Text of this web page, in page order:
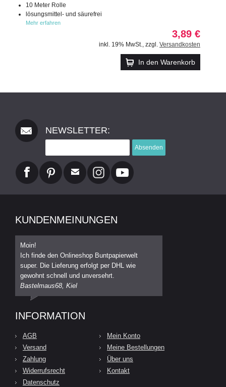
10 Meter Rolle
lösungsmittel- und säurefrei
Mehr erfahren
3,89 €
inkl. 19% MwSt. zzgl. Versandkosten
In den Warenkorb
NEWSLETTER:
Absenden
KUNDENMEINUNGEN
Moin!
Ich finde den Onlineshop Buntpapierwelt
super. Die Lieferung erfolgt per DHL wie
gewohnt schnell und unversehrt.
Bastelmaus68, Kiel
INFORMATION
AGB
Versand
Zahlung
Widerrufsrecht
Datenschutz
Mein Konto
Meine Bestellungen
Über uns
Kontakt